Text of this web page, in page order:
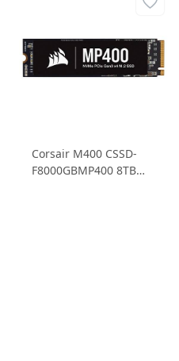
Corsair M400 CSSD-
F8000GBMP400 8TB